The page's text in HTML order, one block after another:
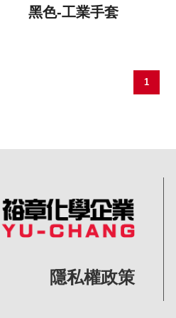
黑色-工業手套
1
隱私權政策